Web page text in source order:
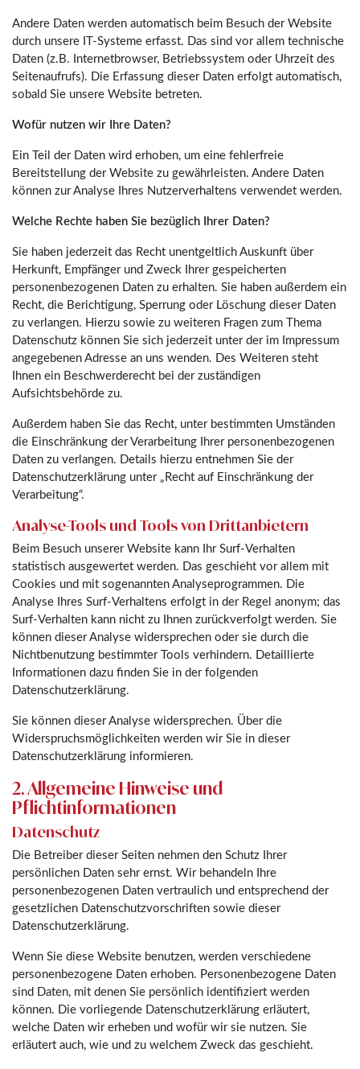
Andere Daten werden automatisch beim Besuch der Website
durch unsere IT-Systeme erfasst. Das sind vor allem technische
Daten (z.B. Internetbrowser, Betriebssystem oder Uhrzeit des
Seitenaufrufs). Die Erfassung dieser Daten erfolgt automatisch,
sobald Sie unsere Website betreten.
Wofür nutzen wir Ihre Daten?
Ein Teil der Daten wird erhoben, um eine fehlerfreie
Bereitstellung der Website zu gewährleisten. Andere Daten
können zur Analyse Ihres Nutzerverhaltens verwendet werden.
Welche Rechte haben Sie bezüglich Ihrer Daten?
Sie haben jederzeit das Recht unentgeltlich Auskunft über
Herkunft, Empfänger und Zweck Ihrer gespeicherten
personenbezogenen Daten zu erhalten. Sie haben außerdem ein
Recht, die Berichtigung, Sperrung oder Löschung dieser Daten
zu verlangen. Hierzu sowie zu weiteren Fragen zum Thema
Datenschutz können Sie sich jederzeit unter der im Impressum
angegebenen Adresse an uns wenden. Des Weiteren steht
Ihnen ein Beschwerderecht bei der zuständigen
Aufsichtsbehörde zu.
Außerdem haben Sie das Recht, unter bestimmten Umständen
die Einschränkung der Verarbeitung Ihrer personenbezogenen
Daten zu verlangen. Details hierzu entnehmen Sie der
Datenschutzerklärung unter „Recht auf Einschränkung der
Verarbeitung“.
Analyse-Tools und Tools von Drittanbietern
Beim Besuch unserer Website kann Ihr Surf-Verhalten
statistisch ausgewertet werden. Das geschieht vor allem mit
Cookies und mit sogenannten Analyseprogrammen. Die
Analyse Ihres Surf-Verhaltens erfolgt in der Regel anonym; das
Surf-Verhalten kann nicht zu Ihnen zurückverfolgt werden. Sie
können dieser Analyse widersprechen oder sie durch die
Nichtbenutzung bestimmter Tools verhindern. Detaillierte
Informationen dazu finden Sie in der folgenden
Datenschutzerklärung.
Sie können dieser Analyse widersprechen. Über die
Widerspruchsmöglichkeiten werden wir Sie in dieser
Datenschutzerklärung informieren.
2. Allgemeine Hinweise und
Pflichtinformationen
Datenschutz
Die Betreiber dieser Seiten nehmen den Schutz Ihrer
persönlichen Daten sehr ernst. Wir behandeln Ihre
personenbezogenen Daten vertraulich und entsprechend der
gesetzlichen Datenschutzvorschriften sowie dieser
Datenschutzerklärung.
Wenn Sie diese Website benutzen, werden verschiedene
personenbezogene Daten erhoben. Personenbezogene Daten
sind Daten, mit denen Sie persönlich identifiziert werden
können. Die vorliegende Datenschutzerklärung erläutert,
welche Daten wir erheben und wofür wir sie nutzen. Sie
erläutert auch, wie und zu welchem Zweck das geschieht.